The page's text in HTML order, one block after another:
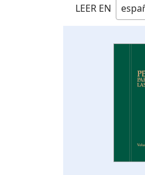
LEER EN